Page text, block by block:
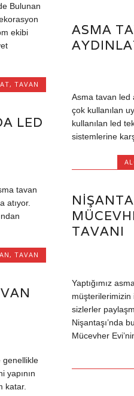
Bulunan
ekibi
, TAVAN
ASMA
Asma tavan led
çok kullanılan
kullanılan led
sistemlerine
LED
tavan
atıyor.
, TAVAN
TAVANI
Yaptığımız
sizlerler
Nişantaşı’nda
Mücevher
genellikle
yapının
katar.